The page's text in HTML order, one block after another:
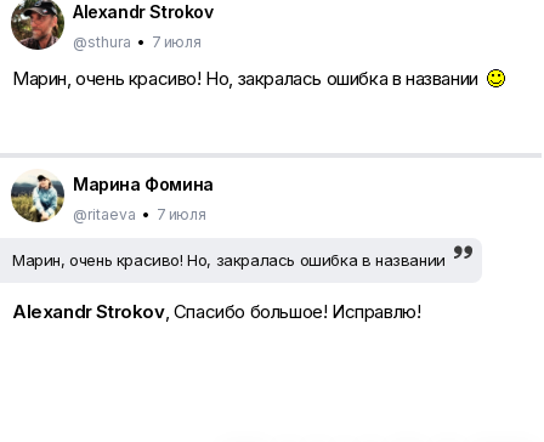
Alexandr Strokov
@sthura • 7 июля
Марин, очень красиво! Но, закралась ошибка в названии
Марина Фомина
@ritaeva • 7 июля
Марин, очень красиво! Но, закралась ошибка в названии
Alexandr Strokov, Спасибо большое! Исправлю!